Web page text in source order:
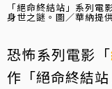
「絕命終結站」系列電
身世之謎。圖／華納提供
恐怖系列電影「
作「絕命終結